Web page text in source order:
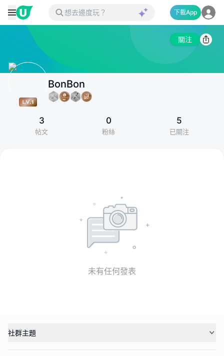
下載App
關注
BonBon
3
帖文
0
粉絲
5
已關注
未有任何發表
社群主題